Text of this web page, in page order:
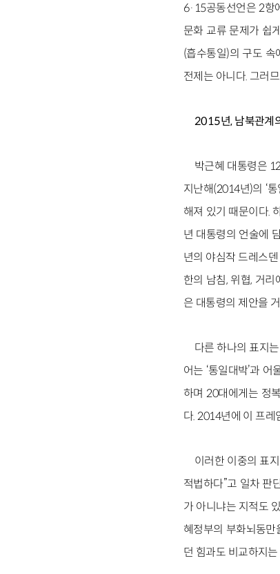
6·15공동선언은 2항
문화 교류 문제가 쉽
(흡수통일)의 구도 속
전제는 아니다. 그러
2015년, 남북관계
박근혜 대통령은
지난해(2014년)의 ‘
해져 있기 때문이다.
년 대통령의 언술에
년의 야심작 드레스
한의 남침, 위협, 거
은 대통령의 제안을
다른 하나의 표지
어는 ‘통일대박’과
하며 20대에게는 정
다. 2014년에 이 프레
이러한 이중의 표
적법하다”고 일차 판
가 아니냐는 지적도
혜정부의 부화뇌동
던 힘과도 비교하지